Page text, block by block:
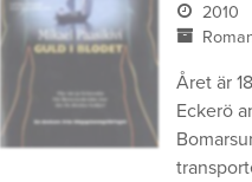
2010
Året är
Eckerö